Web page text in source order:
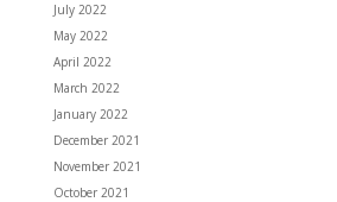
July 2022
May 2022
April 2022
March 2022
January 2022
December 2021
November 2021
October 2021